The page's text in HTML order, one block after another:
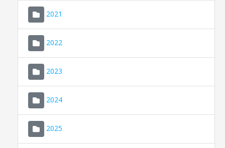
2021
2022
2023
2024
2025